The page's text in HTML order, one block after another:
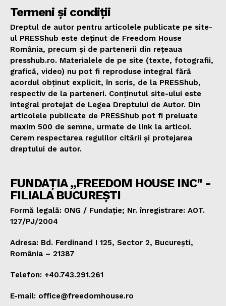
Termeni și condiții
Dreptul de autor pentru articolele publicate pe site-
ul PRESShub este deținut de Freedom House
România, precum și de partenerii din rețeaua
presshub.ro. Materialele de pe site (texte, fotografii,
grafică, video) nu pot fi reproduse integral fără
acordul obținut explicit, în scris, de la PRESShub,
respectiv de la parteneri. Conținutul site-ului este
integral protejat de Legea Dreptului de Autor. Din
articolele publicate de PRESShub pot fi preluate
maxim 500 de semne, urmate de link la articol.
Cerem respectarea regulilor citării și protejarea
dreptului de autor.
FUNDAȚIA „FREEDOM HOUSE INC" -
FILIALA BUCUREȘTI
Formă legală: ONG / Fundație; Nr. înregistrare: AOT.
127/PJ/2004
Adresa: Bd. Ferdinand I 125, Sector 2, București,
România – 21387
Telefon: +40.743.291.261
E-mail: office@freedomhouse.ro